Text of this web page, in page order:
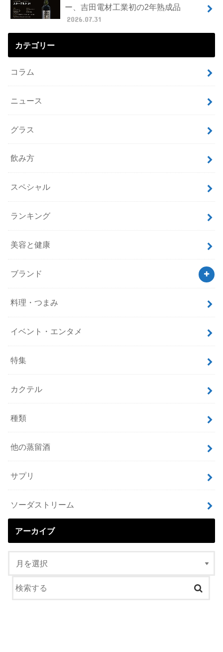
ー、吉田電材工業初の2年熟成品
2026.07.31
カテゴリー
コラム
ニュース
グラス
飲み方
スペシャル
ランキング
美容と健康
ブランド
料理・つまみ
イベント・エンタメ
特集
カクテル
種類
他の蒸留酒
サプリ
ソーダストリーム
アーカイブ